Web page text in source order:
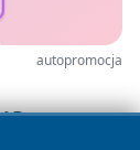
autopromocja